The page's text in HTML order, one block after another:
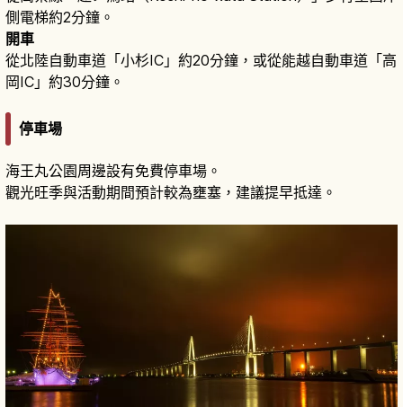
側電梯約2分鐘。
開車
從北陸自動車道「小杉IC」約20分鐘，或從能越自動車道「高
岡IC」約30分鐘。
停車場
海王丸公園周邊設有免費停車場。
觀光旺季與活動期間預計較為壅塞，建議提早抵達。